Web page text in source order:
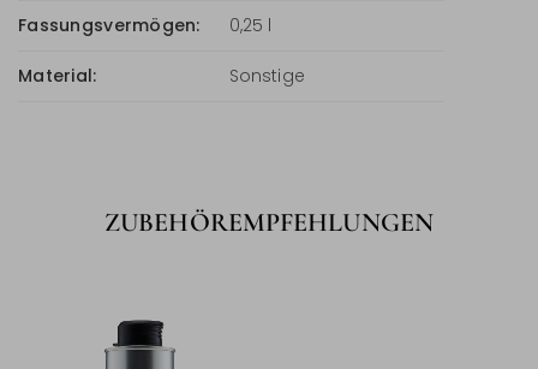
Fassungsvermögen: 0,25 l
Material: Sonstige
ZUBEHÖREMPFEHLUNGEN